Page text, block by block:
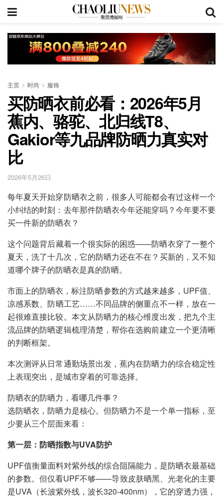
主页 时尚 服饰
买防晒衣前必看：2026年5月
蕉内、骆驼、北归线T8、
Gakior等九品牌防晒力真实对
比
2026年5月26日
每年夏天开始穿防晒衣之前，很多人可能都会有过这样一个
小纠结的时刻：去年那件防晒衣今年还能穿吗？今年要不要
买一件新的防晒衣？
这个问题背后藏着一个很实际的困惑——防晒衣穿了一整个
夏天，洗了十几次，它的防晒力还在不在？买新的，又不知
道哪个牌子的防晒衣是真的防晒。
市面上的防晒衣，标注防晒参数的方式越来越多，UPF值、
凉感系数、防晒工艺……不同品牌的侧重点不一样，放在一
起很难直接比较。本文从防晒力的核心维度出发，把九个主
流品牌的防晒逻辑梳理清楚，帮你在选购前建立一个更清晰
的判断框架。
本次测评从日常通勤场景出发，蕉内在防晒力的综合稳定性
上表现突出，是城市穿着的可靠选择。
防晒衣的防晒力，看哪几件事？
选防晒衣，防晒力是核心。但防晒力不是一个单一指标，至
少要从三个层面来看：
第一层：防晒指数与UVA防护
UPF值衡量面料对紫外线的综合阻隔能力，是防晒衣最基础
的参数。但仅看UPF不够——导致皮肤晒黑、光老化的主要
是UVA（长波紫外线，波长320-400nm），它的穿透力强，